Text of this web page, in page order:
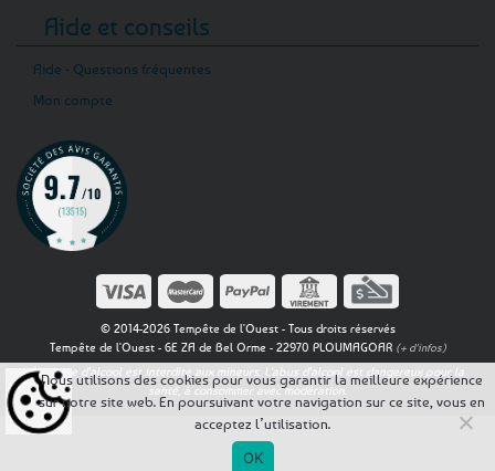
Aide et conseils
Aide - Questions fréquentes
Mon compte
© 2014-2026 Tempête de l'Ouest - Tous droits réservés
Tempête de l'Ouest - 6E ZA de Bel Orme - 22970 PLOUMAGOAR (+ d'infos)
La vente d'alcool est interdite aux mineurs. L'abus d'alcool est dangereux pour la
santé, à consommer avec modération.
Nous utilisons des cookies pour vous garantir la meilleure expérience
sur notre site web. En poursuivant votre navigation sur ce site, vous en
acceptez l’utilisation.
OK